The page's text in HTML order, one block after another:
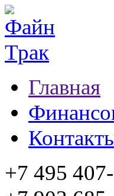
Главная
+7 495